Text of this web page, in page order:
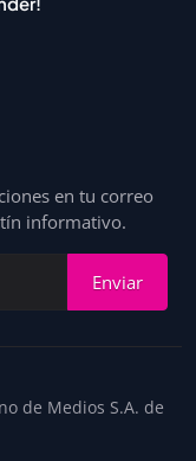
en tu correo
informativo.
Enviar
de Medios S.A. de